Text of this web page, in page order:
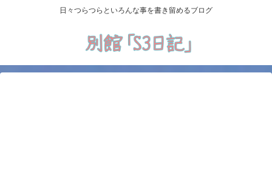
日々つらつらといろんな事を書き留めるブログ